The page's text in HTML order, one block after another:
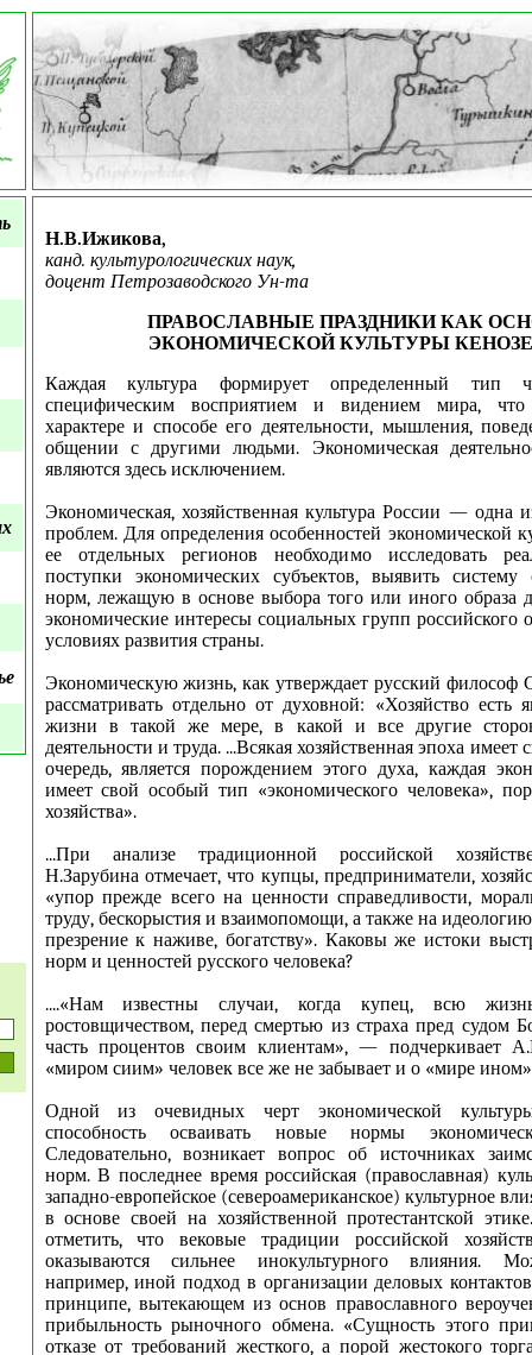
Н.В.Ижикова,
канд. культурологических наук,
доцент Петрозаводского Ун-та
ПРАВОСЛАВНЫЕ ПРАЗДНИКИ КАК
ЭКОНОМИЧЕСКОЙ КУЛЬТУРЫ
Каждая культура формирует определенный тип
специфическим восприятием и видением мира, что
характере и способе его деятельности, мышления,
общении с другими людьми. Экономическая
являются здесь исключением.
Экономическая, хозяйственная культура России — одна
проблем. Для определения особенностей экономической
ее отдельных регионов необходимо исследовать
поступки экономических субъектов, выявить систему
норм, лежащую в основе выбора того или иного образа
экономические интересы социальных групп российского
условиях развития страны.
Экономическую жизнь, как утверждает русский философ
рассматривать отдельно от духовной: «Хозяйство есть
жизни в такой же мере, в какой и все другие
деятельности и труда. ...Всякая хозяйственная эпоха
очередь, является порождением этого духа, каждая
имеет свой особый тип «экономического человека»,
хозяйства».
...При анализе традиционной российской
Н.Зарубина отмечает, что купцы, предприниматели,
«упор прежде всего на ценности справедливости,
труду, бескорыстия и взаимопомощи, а также на идеологию
презрение к наживе, богатству». Каковы же истоки
норм и ценностей русского человека?
....«Нам известны случаи, когда купец, всю
ростовщичеством, перед смертью из страха пред судом
часть процентов своим клиентам», — подчеркивает
«миром сиим» человек все же не забывает и о «мире
Одной из очевидных черт экономической
способность осваивать новые нормы
Следовательно, возникает вопрос об источниках
норм. В последнее время российская (православная)
западно-европейское (североамериканское) культурное
в основе своей на хозяйственной протестантской
отметить, что вековые традиции российской
оказываются сильнее инокультурного влияния.
например, иной подход в организации деловых
принципе, вытекающем из основ православного
прибыльность рыночного обмена. «Сущность этого
отказе от требований жесткого, а порой жестокого